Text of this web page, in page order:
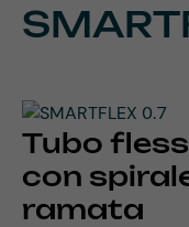
Tubo
con
ramata